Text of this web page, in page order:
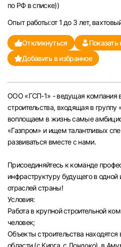
Казань
Челябинск
Самара
Оренбург
Ульяновск
Курган
Уфа
по РФ в списке))
Опыт работы:от 1 до 3 лет,
Откликнуться
Показать
Добавить в избранное
ООО «ГСП-1» - ведущая компания в
строительства, входящая в
воплощаем в жизнь самые
«Газпром» и ищем талантливых
развиваться вместе с нами.
Присоединяйтесь к команде
инфраструктуру будущего в
отраслей страны!
Условия:
Работа в крупной строительной
человек;
Объекты строительства
области (с.Кирга, с.Лондоко), в